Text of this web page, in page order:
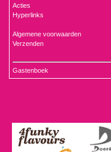
Acties
Hyperlinks
Algemene voorwaarden
Verzenden
Gastenboek